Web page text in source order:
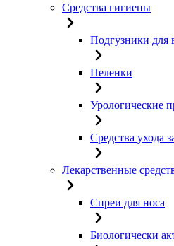
Средства гигиены
Подгузники для
Пеленки
Урологические
Средства ухода
Лекарственные
Спреи для носа
Биологически